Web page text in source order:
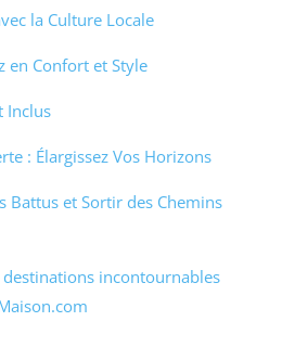
la Culture Locale
en Confort et Style
Inclus
: Élargissez Vos Horizons
Battus et Sortir des Chemins
destinations incontournables